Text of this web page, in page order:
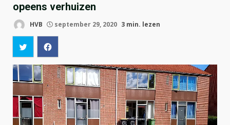
opeens verhuizen
HVB september 29, 2020 3 min. lezen